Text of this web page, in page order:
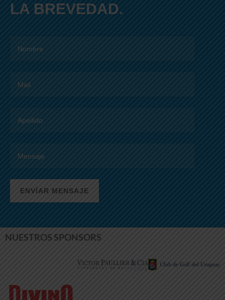
LA BREVEDAD.
NUESTROS SPONSORS